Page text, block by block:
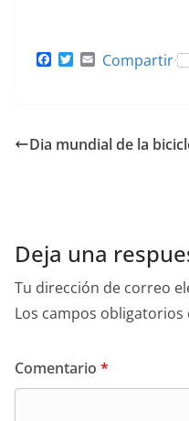
o
T
r
Compartir
Dia mundial de la
Deja una
Tu dirección de correo
Los campos
Comentario *